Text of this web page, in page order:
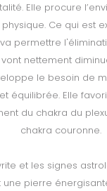
Elle procure
Ce qui est
permettre
vont nettement
le besoin de
équilibrée. Elle
du chakra du
chakra couronne.
et les signes
une pierre